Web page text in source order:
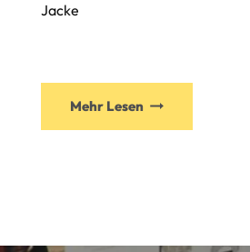
Jacke
Mehr Lesen